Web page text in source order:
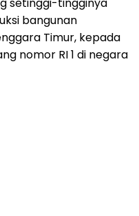
bangunan
Timur, kepada
nomor RI 1 di negara